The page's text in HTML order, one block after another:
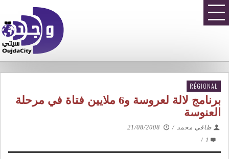
RÉGIONAL
برنامج لالة لعروسة و6 ملايين فتاة في مرحلة
العنوسة
طاقي محمد /
21/08/2008
1
/